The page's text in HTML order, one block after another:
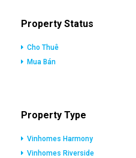
Property Status
Cho Thuê
Mua Bán
Property Type
Vinhomes Harmony
Vinhomes Riverside